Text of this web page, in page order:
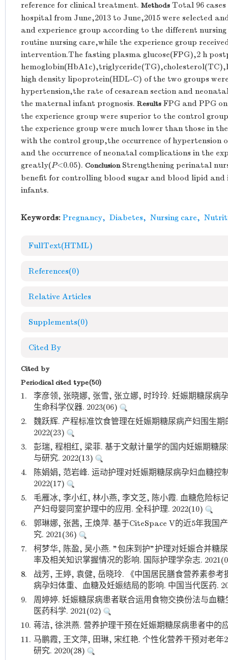
reference for clinical treatment. Methods Total 96
hospital from June,2013 to June,2015 were selected
and experience group according to the different
routine nursing care,while the experience group
intervention.The fasting plasma glucose(FPG),2 h
high density lipoprotein(HDL-C) of the two groups
hypertension,the rate of cesarean section and
the maternal infant prognosis. Results FPG and PPG
the experience group were superior to the control
the experience group were much lower than those in
with the control group,the occurrence of hypertension
and the occurrence of neonatal complications in the
greatly(P<0.05). ConclusionStrengthening perinatal
benefit for controlling blood sugar and blood lipid and
infants.
Keywords: Pregnancy, Diabetes, Nursing care,
FullText(HTML)
References(0)
Relative Articles
Supplements(0)
Cited By
Cited by
Periodical cited type(50)
1.
李彦领, 张晓娜, 张雪, 张立娜, 时玲玲. 妊娠期糖尿病
生命科学仪器. 2023(06)
2.
魏跃辉. 产程标准饮食管理在妊娠期糖尿病产妇围生
2022(23)
3.
彭瑞, 程相红, 梁菲. 基于文献计量学的国内妊娠期糖
与研究. 2022(13)
4.
陈娟娟, 范岩峰. 运动护理对妊娠期糖尿病孕妇血糖控
2022(17)
5.
毛雁冰, 李小红, 林小燕, 李文芝, 陈小霞. 血糖危险标
产妇母婴同室护理中的应用. 全科护理. 2022(10)
6.
郭琳娜, 张茜, 王焕萍. 基于CiteSpace V的近5年我国
究. 2021(36)
7.
柯梦华, 陈盈, 吴小燕. "包床到护"护理对妊娠合并糖
率及相关知识掌握情况的影响. 国际护理学杂志.
8.
战芳, 王婷, 袁健, 岳晓玲. 《中国居民膳食营养素参
病孕妇体重、血糖及妊娠结局的影响. 中国当代医药.
9.
周婷婷. 妊娠糖尿病患者联合运用食物交换份法与血
医药科学. 2021(02)
10. 蒋洁, 徐洪燕. 营养护理干预在妊娠期糖尿病患者中的
11. 马鹏霞, 王文萍, 田琳, 宋红艳. 个性化营养干预对老
研究. 2020(28)